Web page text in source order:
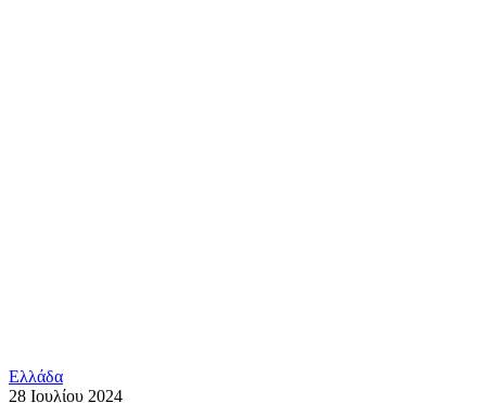
Ελλάδα
28 Ιουλίου 2024